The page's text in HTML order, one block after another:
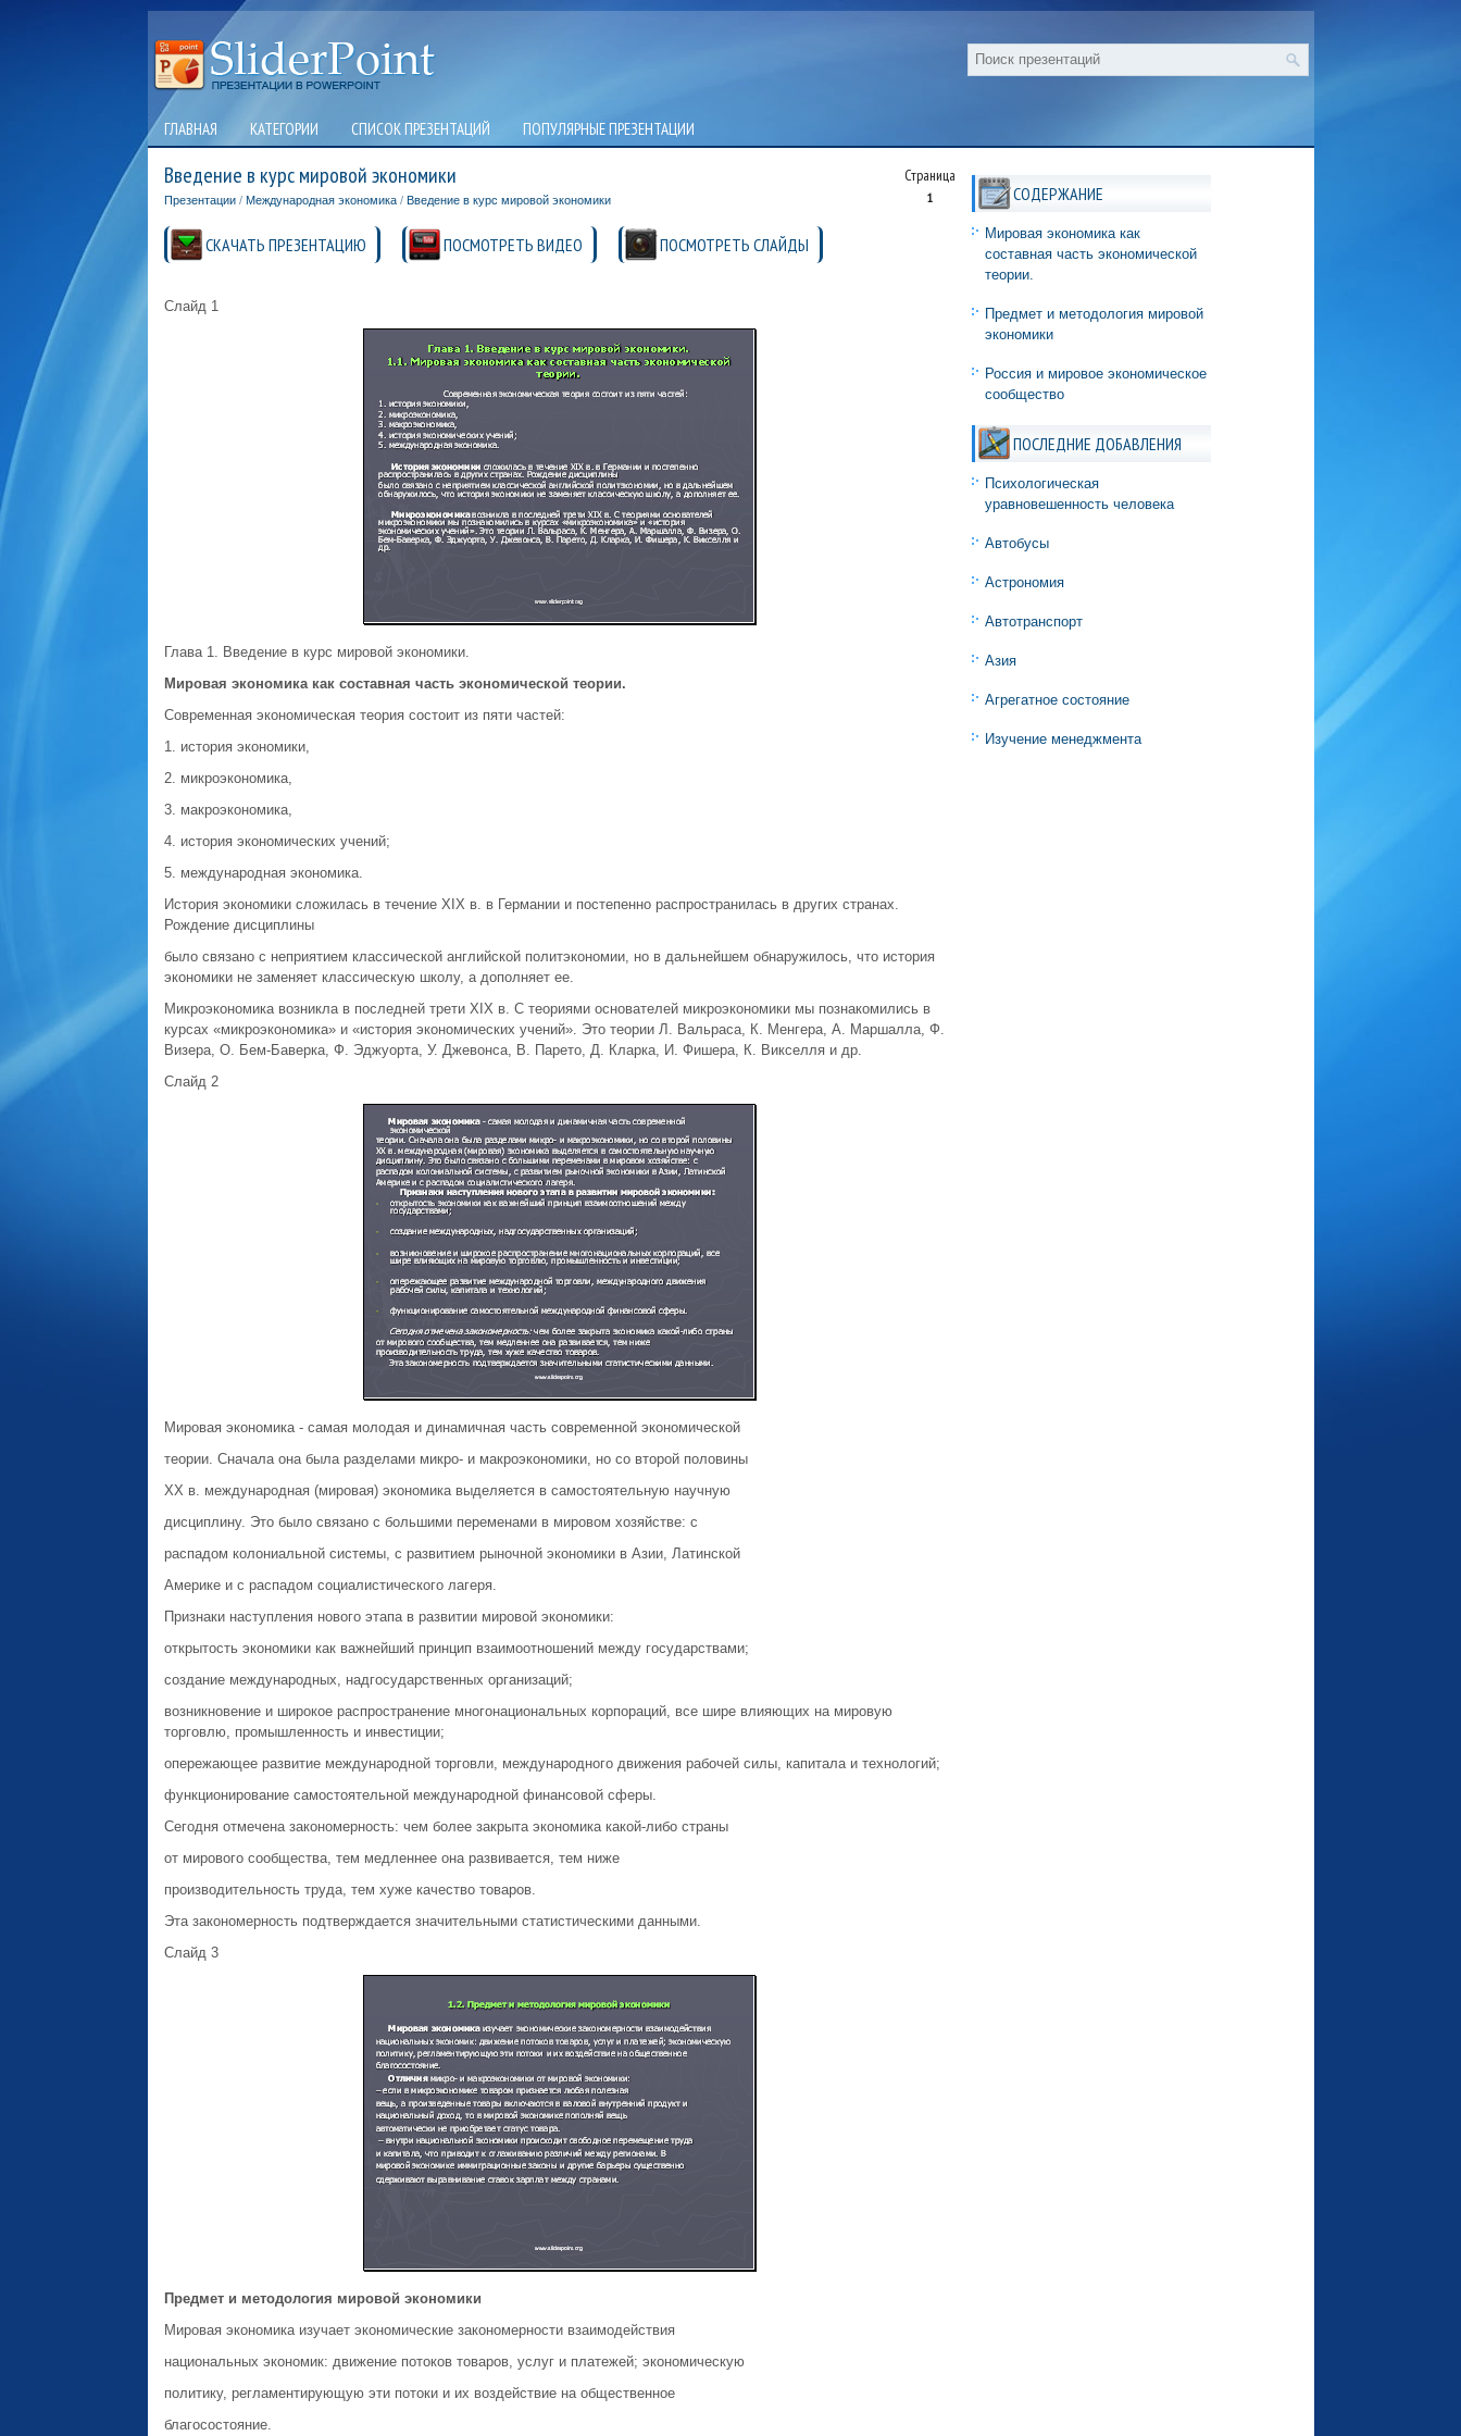
ГЛАВНАЯ КАТЕГОРИИ СПИСОК ПРЕЗЕНТАЦИЙ ПОПУЛЯРНЫЕ ПРЕЗЕНТАЦИИ
Введение в курс мировой экономики Страница
1
Презентации/ Международная экономика/ Введение в курс мировой экономики
СКАЧАТЬ ПРЕЗЕНТАЦИЮ ПОСМОТРЕТЬ ВИДЕО ПОСМОТРЕТЬ СЛАЙДЫ
Слайд 1
Глава 1. Введение в курс мировой экономики.
Мировая экономика как составная часть экономической теории.
Современная экономическая теория состоит из пяти частей:
1. история экономики,
2. микроэкономика,
3. макроэкономика,
4. история экономических учений;
5. международная экономика.
История экономики сложилась в течение XIX в. в Германии и постепенно распространилась в других странах.
Рождение дисципли­ны
было связано с неприятием классической английской политэконо­мии, но в дальнейшем обнаружилось, что история
экономики не заме­няет классическую школу, а дополняет ее.
Микроэкономика возникла в последней трети XIX в. С теориями основателей микроэкономики мы познакомились в
курсах «микроэко­номика» и «история экономических учений». Это теории Л. Вальраса, К. Менгера, А. Маршалла, Ф.
Визера, О. Бем-Баверка, Ф. Эджуорта, У. Джевонса, В. Парето, Д. Кларка, И. Фишера, К. Викселля и др.
Слайд 2
Мировая экономика - самая молодая и динамичная часть со­временной экономической
теории. Сначала она была разделами мик­ро- и макроэкономики, но со второй половины
XX в. международная (мировая) экономика выделяется в самостоятельную научную
дисцип­лину. Это было связано с большими переменами в мировом хозяйстве: с
распадом колониальной системы, с развитием рыночной экономики в Азии, Латинской
Америке и с распадом социалистического лагеря.
Признаки наступления нового этапа в развитии мировой экономи­ки:
открытость экономики как важнейший принцип взаимоотноше­ний между государствами;
создание международных, надгосударственных организаций;
возникновение и широкое распространение многонациональных корпораций, все шире влияющих на мировую
торговлю, промышлен­ность и инвестиции;
опережающее развитие международной торговли, международ­ного движения рабочей силы, капитала и технологий;
функционирование самостоятельной международной финансо­вой сферы.
Сегодня отмечена закономерность: чем более закрыта экономика какой-либо страны
от мирового сообщества, тем медленнее она раз­вивается, тем ниже
производительность труда, тем хуже качество то­варов.
Эта закономерность подтверждается значительными статистиче­скими данными.
Слайд 3
Предмет и методология мировой экономики
Мировая экономика изучает экономические закономерности взаимодействия
национальных экономик: движение потоков товаров, услуг и платежей; экономическую
политику, регламентирующую эти потоки и их воздействие на общественное
благосостояние.
СОДЕРЖАНИЕ
Мировая экономика как
составная часть экономической
теории.
Предмет и методология мировой
экономики
Россия и мировое экономическое
сообщество
ПОСЛЕДНИЕ ДОБАВЛЕНИЯ
Психологическая
уравновешенность человека
Автобусы
Астрономия
Автотранспорт
Азия
Агрегатное состояние
Изучение менеджмента